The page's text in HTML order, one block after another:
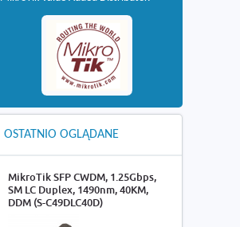
OSTATNIO OGLĄDANE
MikroTik SFP CWDM, 1.25Gbps,
SM LC Duplex, 1490nm, 40KM,
DDM (S-C49DLC40D)